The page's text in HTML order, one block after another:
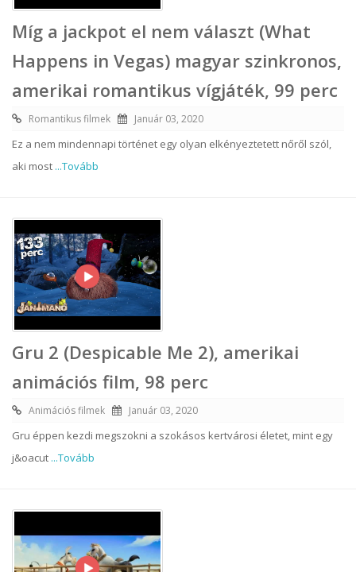
Míg a jackpot el nem választ (What
Happens in Vegas) magyar szinkronos,
amerikai romantikus vígjáték, 99 perc
Romantikus filmek Január 03, 2020
Ez a nem mindennapi történet egy olyan elkényeztetett nőről szól,
aki most ...Tovább
Gru 2 (Despicable Me 2), amerikai
animációs film, 98 perc
Animációs filmek Január 03, 2020
Gru éppen kezdi megszokni a szokásos kertvárosi életet, mint egy
j&oacut ...Tovább